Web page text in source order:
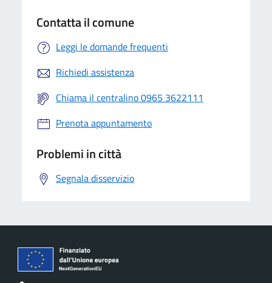
Contatta il comune
Leggi le domande frequenti
Richiedi assistenza
Chiama il centralino 0965 3622111
Prenota appuntamento
Problemi in città
Segnala disservizio